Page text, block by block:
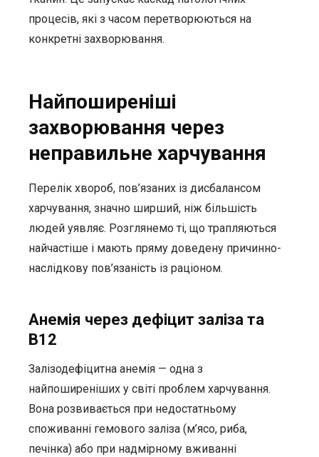
процесів, які з часом перетворюються на
конкретні захворювання.
Найпоширеніші
захворювання через
неправильне харчування
Перелік хвороб, пов’язаних із дисбалансом
харчування, значно ширший, ніж більшість
людей уявляє. Розглянемо ті, що трапляються
найчастіше і мають пряму доведену причинно-
наслідкову пов’язаність із раціоном.
Анемія через дефіцит заліза та
B12
Залізодефіцитна анемія — одна з
найпоширеніших у світі проблем харчування.
Вона розвивається при недостатньому
споживанні гемового заліза (м’ясо, риба,
печінка) або при надмірному вживанні